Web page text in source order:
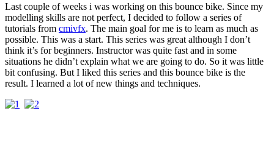
Last couple of weeks i was working on this bounce bike. Since my
modelling skills are not perfect, I decided to follow a series of
tutorials from cmivfx. The main goal for me is to learn as much as
possible. This was a start. This series was great although I don’t
think it’s for beginners. Instructor was quite fast and in some
situations he didn’t explain what we are going to do. So it was little
bit confusing. But I liked this series and this bounce bike is the
result. I learned a lot of new things and techniques.